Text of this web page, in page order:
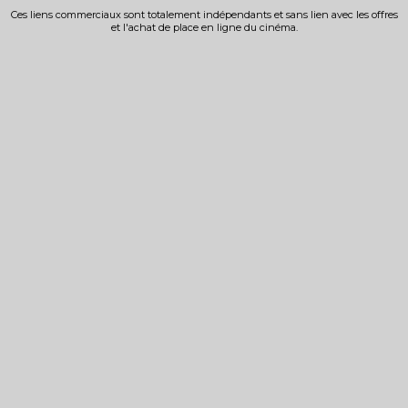
Ces liens commerciaux sont totalement indépendants et sans lien avec les offres
et l'achat de place en ligne du cinéma.